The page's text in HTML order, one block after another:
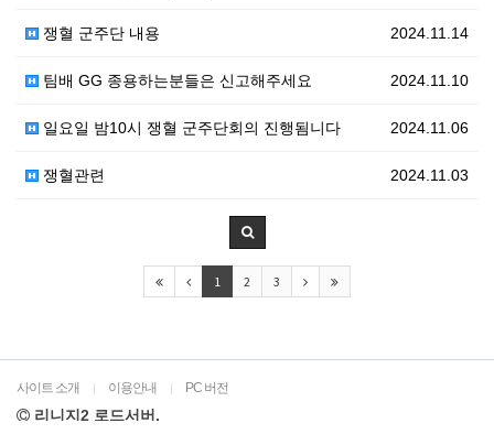
2024.11.14
쟁혈 군주단 내용
2024.11.10
팀배 GG 종용하는분들은 신고해주세요
2024.11.06
일요일 밤10시 쟁혈 군주단회의 진행됨니다
2024.11.03
쟁혈관련
1 2 3
사이트 소개 | 이용안내 | PC 버전
리니지2 로드서버.